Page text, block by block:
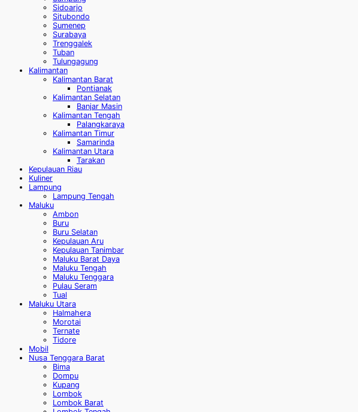
Sidoarjo
Situbondo
Sumenep
Surabaya
Trenggalek
Tuban
Tulungagung
Kalimantan
Kalimantan Barat
Pontianak
Kalimantan Selatan
Banjar Masin
Kalimantan Tengah
Palangkaraya
Kalimantan Timur
Samarinda
Kalimantan Utara
Tarakan
Kepulauan Riau
Kuliner
Lampung
Lampung Tengah
Maluku
Ambon
Buru
Buru Selatan
Kepulauan Aru
Kepulauan Tanimbar
Maluku Barat Daya
Maluku Tengah
Maluku Tenggara
Pulau Seram
Tual
Maluku Utara
Halmahera
Morotai
Ternate
Tidore
Mobil
Nusa Tenggara Barat
Bima
Dompu
Kupang
Lombok
Lombok Barat